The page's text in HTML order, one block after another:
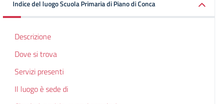
Indice del luogo Scuola Primaria di Piano di Conca
Descrizione
Dove si trova
Servizi presenti
Il luogo è sede di